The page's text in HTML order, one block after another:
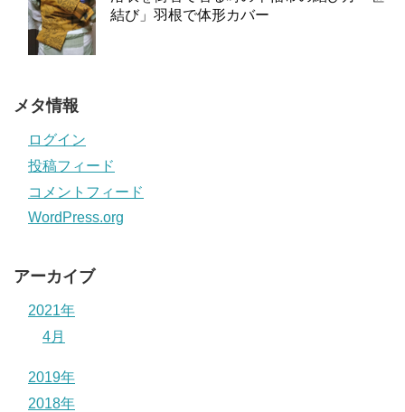
結び」羽根で体形カバー
メタ情報
ログイン
投稿フィード
コメントフィード
WordPress.org
アーカイブ
2021年
4月
2019年
2018年